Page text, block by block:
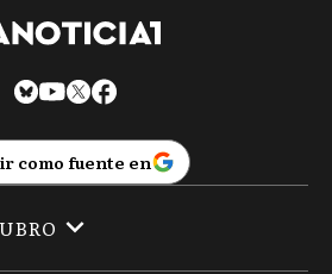
como fuente en